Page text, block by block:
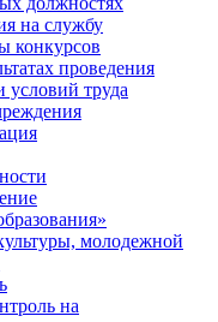
на службу
конкурсов
проведения
условий труда
молодежной
на